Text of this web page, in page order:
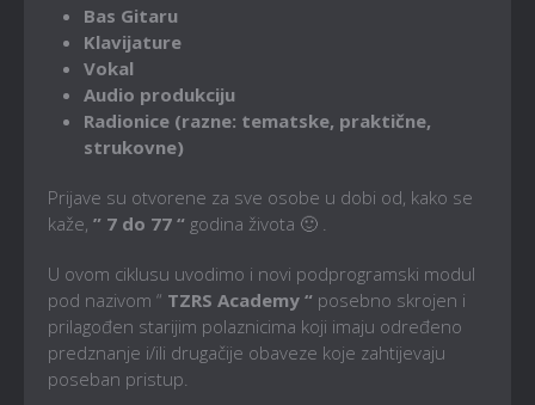
Bas Gitaru
Klavijature
Vokal
Audio produkciju
Radionice (razne: tematske, praktične,
strukovne)
Prijave su otvorene za sve osobe u dobi od, kako se
kaže, ” 7 do 77 “ godina života 🙂 .
U ovom ciklusu uvodimo i novi podprogramski modul
pod nazivom “ TZRS Academy “ posebno skrojen i
prilagođen starijim polaznicima koji imaju određeno
predznanje i/ili drugačije obaveze koje zahtijevaju
poseban pristup.